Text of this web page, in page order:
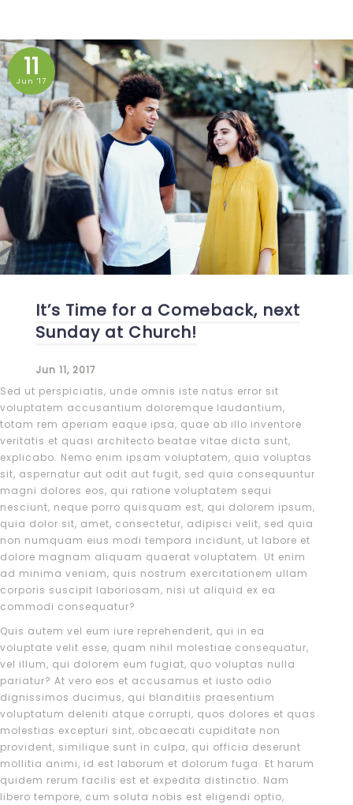
11
Jun '17
It’s Time for a Comeback, next
Sunday at Church!
Jun 11, 2017
Sed ut perspiciatis, unde omnis iste natus error sit
voluptatem accusantium doloremque laudantium,
totam rem aperiam eaque ipsa, quae ab illo inventore
veritatis et quasi architecto beatae vitae dicta sunt,
explicabo. Nemo enim ipsam voluptatem, quia voluptas
sit, aspernatur aut odit aut fugit, sed quia consequuntur
magni dolores eos, qui ratione voluptatem sequi
nesciunt, neque porro quisquam est, qui dolorem ipsum,
quia dolor sit, amet, consectetur, adipisci velit, sed quia
non numquam eius modi tempora incidunt, ut labore et
dolore magnam aliquam quaerat voluptatem. Ut enim
ad minima veniam, quis nostrum exercitationem ullam
corporis suscipit laboriosam, nisi ut aliquid ex ea
commodi consequatur?
Quis autem vel eum iure reprehenderit, qui in ea
voluptate velit esse, quam nihil molestiae consequatur,
vel illum, qui dolorem eum fugiat, quo voluptas nulla
pariatur? At vero eos et accusamus et iusto odio
dignissimos ducimus, qui blanditiis praesentium
voluptatum deleniti atque corrupti, quos dolores et quas
molestias excepturi sint, obcaecati cupiditate non
provident, similique sunt in culpa, qui officia deserunt
mollitia animi, id est laborum et dolorum fuga. Et harum
quidem rerum facilis est et expedita distinctio. Nam
libero tempore, cum soluta nobis est eligendi optio,